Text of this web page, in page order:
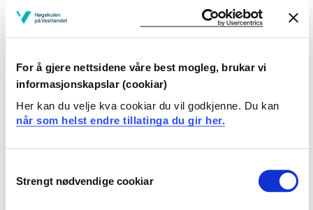
For å gjere nettsidene våre best mogleg, brukar vi
informasjonskapslar (cookiar)
Her kan du velje kva cookiar du vil godkjenne. Du kan
når som helst endre tillatinga du gir her.
Selection
Strengt nødvendige cookiar
har kunnskap om barn sine uttrykk, deira skapande
har kunnskap om relevante analoge og digitale
verktøy, ulike material, teknikkar og estetiske
verkemiddel som eigner seg i opplæringa av barn
har kunnskap om aktuell forsking og utvikling i dette
har innsikt i erfaringsbasert kunnskap, idéutvikling